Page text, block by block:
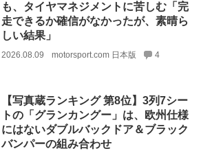
も、タイヤマネジメントに苦しむ「完
走できるか確信がなかったが、素晴ら
しい結果」
2026.08.09 motorsport.com 日本版 4
【写真蔵ランキング 第8位】3列7シー
トの「グランカングー」は、欧州仕様
にはないダブルバックドア＆ブラック
バンパーの組み合わせ